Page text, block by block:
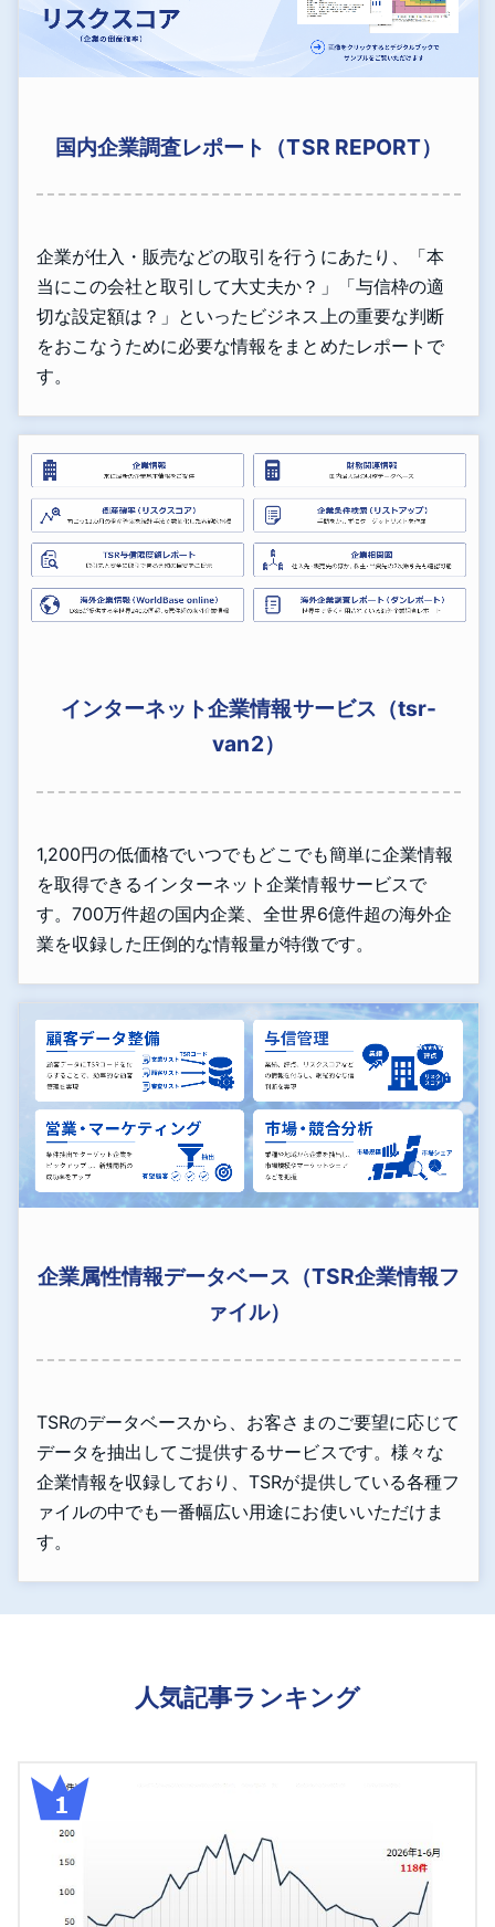
国内企業調査レポート（TSR REPORT）
企業が仕入・販売などの取引を行うにあたり、「本
当にこの会社と取引して大丈夫か？」「与信枠の適
切な設定額は？」といったビジネス上の重要な判断
をおこなうために必要な情報をまとめたレポートで
す。
インターネット企業情報サービス（tsr-
van2）
1,200円の低価格でいつでもどこでも簡単に企業情報
を取得できるインターネット企業情報サービスで
す。700万件超の国内企業、全世界6億件超の海外企
業を収録した圧倒的な情報量が特徴です。
企業属性情報データベース（TSR企業情報フ
ァイル）
TSRのデータベースから、お客さまのご要望に応じて
データを抽出してご提供するサービスです。様々な
企業情報を収録しており、TSRが提供している各種フ
ァイルの中でも一番幅広い用途にお使いいただけま
す。
人気記事ランキング